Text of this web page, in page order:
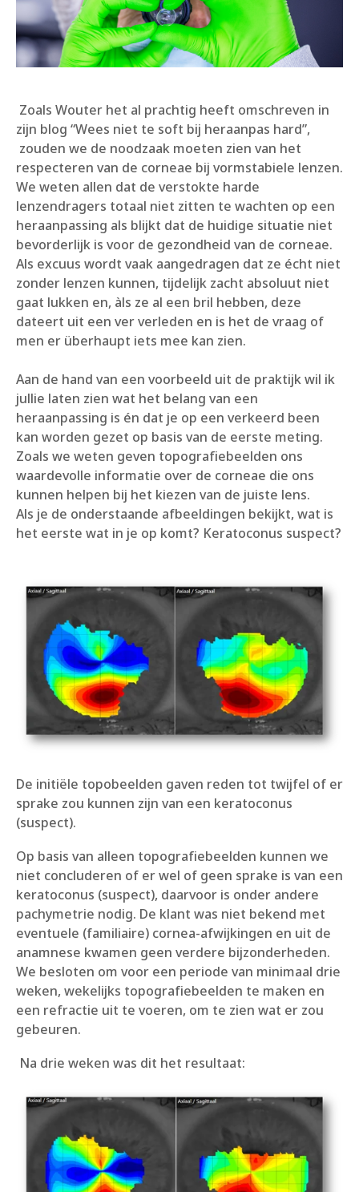
Zoals Wouter het al prachtig heeft omschreven in
zijn blog “Wees niet te soft bij heraanpas hard”,
zouden we de noodzaak moeten zien van het
respecteren van de corneae bij vormstabiele lenzen.
We weten allen dat de verstokte harde
lenzendragers totaal niet zitten te wachten op een
heraanpassing als blijkt dat de huidige situatie niet
bevorderlijk is voor de gezondheid van de corneae.
Als excuus wordt vaak aangedragen dat ze écht niet
zonder lenzen kunnen, tijdelijk zacht absoluut niet
gaat lukken en, àls ze al een bril hebben, deze
dateert uit een ver verleden en is het de vraag of
men er überhaupt iets mee kan zien.
Aan de hand van een voorbeeld uit de praktijk wil ik
jullie laten zien wat het belang van een
heraanpassing is én dat je op een verkeerd been
kan worden gezet op basis van de eerste meting.
Zoals we weten geven topografiebeelden ons
waardevolle informatie over de corneae die ons
kunnen helpen bij het kiezen van de juiste lens.
Als je de onderstaande afbeeldingen bekijkt, wat is
het eerste wat in je op komt? Keratoconus suspect?
De initiële topobeelden gaven reden tot twijfel of er
sprake zou kunnen zijn van een keratoconus
(suspect).
Op basis van alleen topografiebeelden kunnen we
niet concluderen of er wel of geen sprake is van een
keratoconus (suspect), daarvoor is onder andere
pachymetrie nodig. De klant was niet bekend met
eventuele (familiaire) cornea-afwijkingen en uit de
anamnese kwamen geen verdere bijzonderheden.
We besloten om voor een periode van minimaal drie
weken, wekelijks topografiebeelden te maken en
een refractie uit te voeren, om te zien wat er zou
gebeuren.
Na drie weken was dit het resultaat: